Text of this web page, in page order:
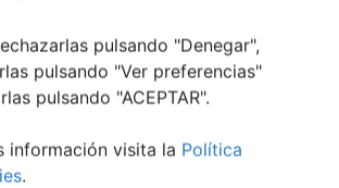
pulsando "Denegar",
pulsando "Ver preferencias"
pulsando "ACEPTAR".
información visita la Política
.